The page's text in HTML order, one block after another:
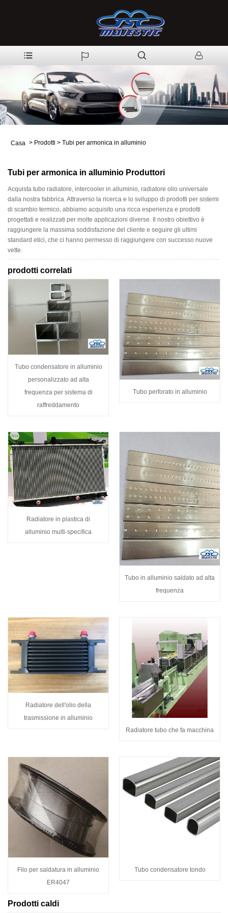
Casa > Prodotti > Tubi per armonica in alluminio
Tubi per armonica in alluminio Produttori
Acquista tubo radiatore, intercooler in alluminio, radiatore olio universale
dalla nostra fabbrica. Attraverso la ricerca e lo sviluppo di prodotti per sistemi
di scambio termico, abbiamo acquisito una ricca esperienza e prodotti
progettati e realizzati per molte applicazioni diverse. Il nostro obiettivo è
raggiungere la massima soddisfazione del cliente e seguire gli ultimi
standard etici, che ci hanno permesso di raggiungere con successo nuove
vette.
prodotti correlati
Tubo condensatore in alluminio
personalizzato ad alta
frequenza per sistema di
raffreddamento
Tubo perforato in alluminio
Radiatore in plastica di
alluminio multi-specifica
Tubo in alluminio saldato ad alta
frequenza
Radiatore dell'olio della
trasmissione in alluminio
Radiatore tubo che fa macchina
Filo per saldatura in alluminio
ER4047
Tubo condensatore tondo
Prodotti caldi